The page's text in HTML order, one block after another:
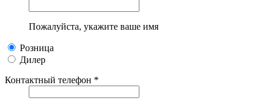
Пожалуйста, укажите ваше имя
Розница
Дилер
Контактный телефон *